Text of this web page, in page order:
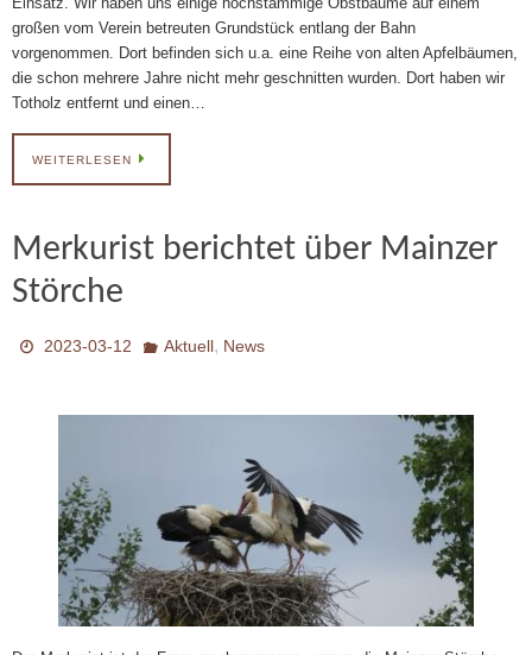
großen vom Verein betreuten Grundstück entlang der Bahn
vorgenommen. Dort befinden sich u.a. eine Reihe von alten Apfelbäumen,
die schon mehrere Jahre nicht mehr geschnitten wurden. Dort haben wir
Totholz entfernt und einen…
WEITERLESEN
Merkurist berichtet über Mainzer
Störche
2023-03-12 Aktuell, News